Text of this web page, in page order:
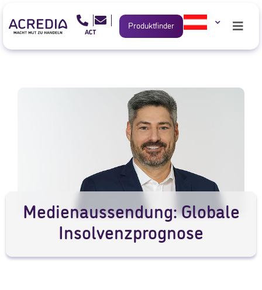
Produktfinder
Medienaussendung: Globale
Insolvenzprognose